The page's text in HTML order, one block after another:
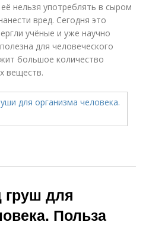
нельзя употреблять в сыром
вред. Сегодня это
учёные и уже научно
для человеческого
большое количество
веществ.
груш для
Польза